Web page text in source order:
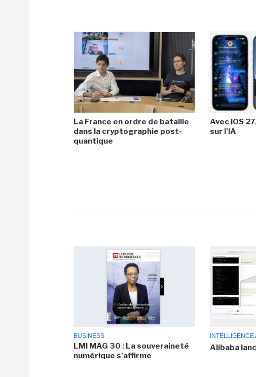
La France en ordre de bataille
dans la cryptographie post-
quantique
Avec iOS
sur l'IA
BUSINESS
LMI MAG 30 : La souveraineté
numérique s'affirme
Alibaba